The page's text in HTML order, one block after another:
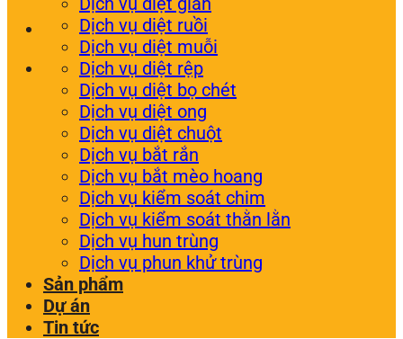
Dịch vụ diệt ruồi
Dịch vụ diệt muỗi
Dịch vụ diệt rệp
Dịch vụ diệt bọ chét
Dịch vụ diệt ong
Dịch vụ diệt chuột
Dịch vụ bắt rắn
Dịch vụ bắt mèo hoang
Dịch vụ kiểm soát chim
Dịch vụ kiểm soát thằn lằn
Dịch vụ hun trùng
Dịch vụ phun khử trùng
Sản phẩm
Dự án
Tin tức